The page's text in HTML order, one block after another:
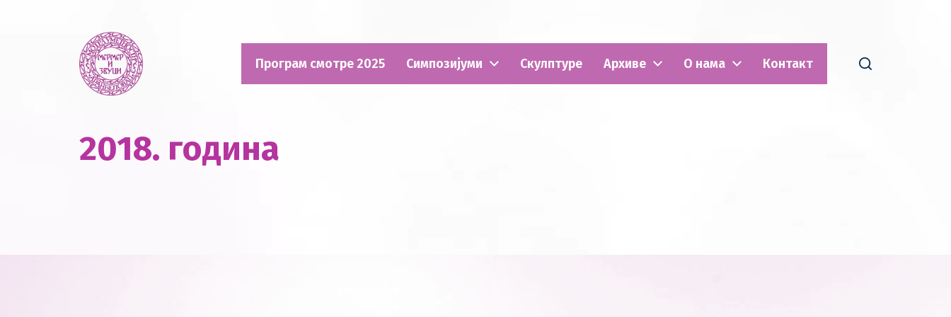
Смотра уметности "Мермер и звуци"Програм смотре 2025 Симпозијуми Скулптуре Архиве О нама Контакт
2018. година